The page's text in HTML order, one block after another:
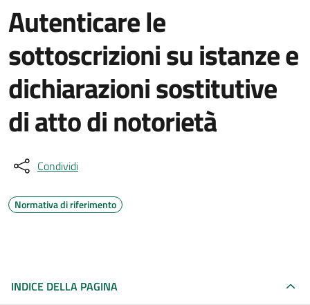
Autenticare le
sottoscrizioni su istanze e
dichiarazioni sostitutive
di atto di notorietà
Condividi
Normativa di riferimento
INDICE DELLA PAGINA